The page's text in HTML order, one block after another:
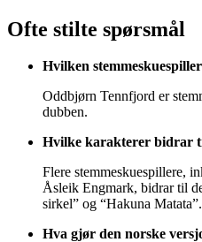
Ofte stilte spørsmål
Hvilken
Oddbjørn Tennfjord er
dubben.
Hvilke karakterer bidrar
Flere stemmeskuespillere,
Åsleik Engmark, bidrar til
sirkel” og “Hakuna Matata”.
Hva gjør den norske